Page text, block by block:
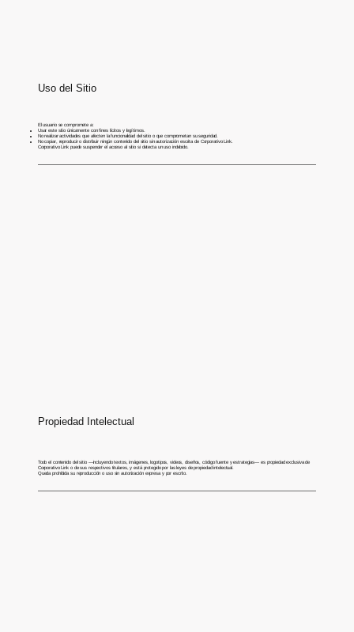
Uso del Sitio
El usuario se compromete a:
Usar este sitio únicamente con fines lícitos y legítimos.
No realizar actividades que afecten la funcionalidad del sitio o que comprometan su seguridad.
No copiar, reproducir o distribuir ningún contenido del sitio sin autorización escrita de Corporativo Link.
Corporativo Link puede suspender el acceso al sitio si detecta un uso indebido.
Propiedad Intelectual
Todo el contenido del sitio —incluyendo textos, imágenes, logotipos, videos, diseños, código fuente y estrategias— es propiedad exclusiva de
Corporativo Link o de sus respectivos titulares, y está protegido por las leyes de propiedad intelectual.
Queda prohibida su reproducción o uso sin autorización expresa y por escrito.